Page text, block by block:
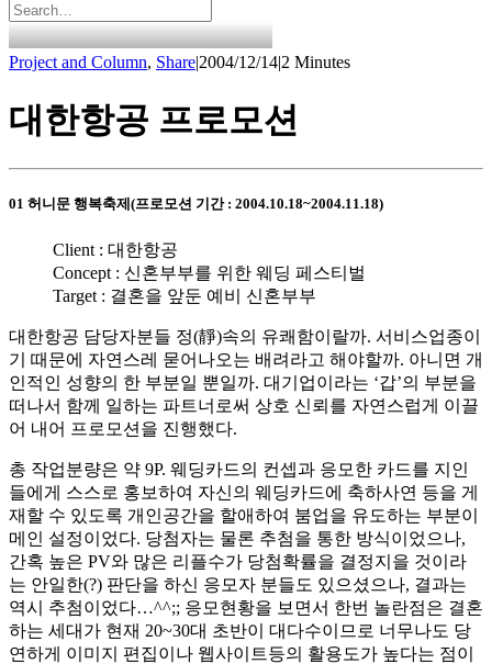
Project and Column, Share|2004/12/14|2 Minutes
대한항공 프로모션
01 허니문 행복축제(프로모션 기간 : 2004.10.18~2004.11.18)
Client : 대한항공
Concept : 신혼부부를 위한 웨딩 페스티벌
Target : 결혼을 앞둔 예비 신혼부부
대한항공 담당자분들 정(靜)속의 유쾌함이랄까. 서비스업종이
기 때문에 자연스레 묻어나오는 배려라고 해야할까. 아니면 개
인적인 성향의 한 부분일 뿐일까. 대기업이라는 ‘갑’의 부분을
떠나서 함께 일하는 파트너로써 상호 신뢰를 자연스럽게 이끌
어 내어 프로모션을 진행했다.
총 작업분량은 약 9P. 웨딩카드의 컨셉과 응모한 카드를 지인
들에게 스스로 홍보하여 자신의 웨딩카드에 축하사연 등을 게
재할 수 있도록 개인공간을 할애하여 붐업을 유도하는 부분이
메인 설정이었다. 당첨자는 물론 추첨을 통한 방식이었으나,
간혹 높은 PV와 많은 리플수가 당첨확률을 결정지을 것이라
는 안일한(?) 판단을 하신 응모자 분들도 있으셨으나, 결과는
역시 추첨이었다…^^;; 응모현황을 보면서 한번 놀란점은 결혼
하는 세대가 현재 20~30대 초반이 대다수이므로 너무나도 당
연하게 이미지 편집이나 웹사이트등의 활용도가 높다는 점이